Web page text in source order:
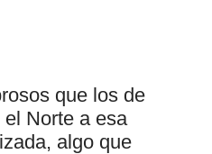
que los de
Norte a esa
algo que